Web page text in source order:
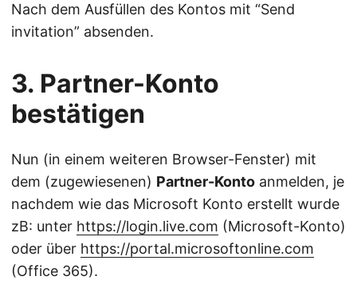
Nach dem Ausfüllen des Kontos mit “Send
invitation” absenden.
3. Partner-Konto
bestätigen
Nun (in einem weiteren Browser-Fenster) mit
dem (zugewiesenen) Partner-Konto anmelden, je
nachdem wie das Microsoft Konto erstellt wurde
zB: unter https://login.live.com (Microsoft-Konto)
oder über https://portal.microsoftonline.com
(Office 365).